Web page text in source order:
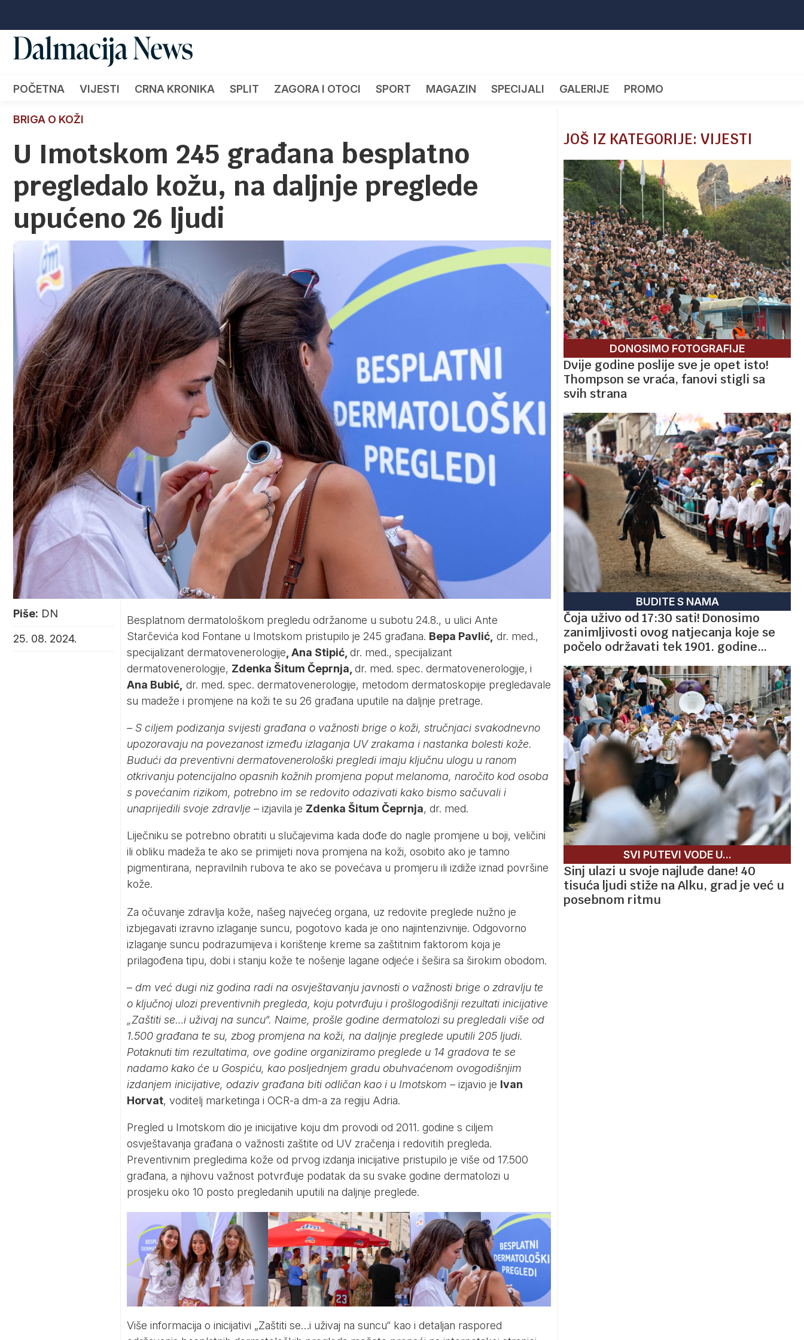
POČETNA VIJESTI CRNA KRONIKA SPLIT ZAGORA I OTOCI SPORT MAGAZIN SPECIJALI GALERIJE PROMO
BRIGA O KOŽI
U Imotskom 245 građana besplatno
pregledalo kožu, na daljnje preglede
upućeno 26 ljudi
Piše: DN
25. 08. 2024.
Besplatnom dermatološkom pregledu održanome u subotu 24.8., u ulici Ante
Starčevića kod Fontane u Imotskom pristupilo je 245 građana. Bepa Pavlić, dr. med.,
specijalizant dermatovenerologije, Ana Stipić, dr. med., specijalizant
dermatovenerologije, Zdenka Šitum Čeprnja, dr. med. spec. dermatovenerologije, i
Ana Bubić, dr. med. spec. dermatovenerologije, metodom dermatoskopije pregledavale
su madeže i promjene na koži te su 26 građana uputile na daljnje pretrage.
– S ciljem podizanja svijesti građana o važnosti brige o koži, stručnjaci svakodnevno
upozoravaju na povezanost između izlaganja UV zrakama i nastanka bolesti kože.
Budući da preventivni dermatovenerološki pregledi imaju ključnu ulogu u ranom
otkrivanju potencijalno opasnih kožnih promjena poput melanoma, naročito kod osoba
s povećanim rizikom, potrebno im se redovito odazivati kako bismo sačuvali i
unaprijedili svoje zdravlje – izjavila je Zdenka Šitum Čeprnja, dr. med.
Liječniku se potrebno obratiti u slučajevima kada dođe do nagle promjene u boji, veličini
ili obliku madeža te ako se primijeti nova promjena na koži, osobito ako je tamno
pigmentirana, nepravilnih rubova te ako se povećava u promjeru ili izdiže iznad površine
kože.
Za očuvanje zdravlja kože, našeg najvećeg organa, uz redovite preglede nužno je
izbjegavati izravno izlaganje suncu, pogotovo kada je ono najintenzivnije. Odgovorno
izlaganje suncu podrazumijeva i korištenje kreme sa zaštitnim faktorom koja je
prilagođena tipu, dobi i stanju kože te nošenje lagane odjeće i šešira sa širokim obodom.
– dm već dugi niz godina radi na osvještavanju javnosti o važnosti brige o zdravlju te
o ključnoj ulozi preventivnih pregleda, koju potvrđuju i prošlogodišnji rezultati inicijative
„Zaštiti se…i uživaj na suncu“. Naime, prošle godine dermatolozi su pregledali više od
1.500 građana te su, zbog promjena na koži, na daljnje preglede uputili 205 ljudi.
Potaknuti tim rezultatima, ove godine organiziramo preglede u 14 gradova te se
nadamo kako će u Gospiću, kao posljednjem gradu obuhvaćenom ovogodišnjim
izdanjem inicijative, odaziv građana biti odličan kao i u Imotskom –izjavio je Ivan
Horvat, voditelj marketinga i OCR-a dm-a za regiju Adria.
Pregled u Imotskom dio je inicijative koju dm provodi od 2011. godine s ciljem
osvještavanja građana o važnosti zaštite od UV zračenja i redovitih pregleda.
Preventivnim pregledima kože od prvog izdanja inicijative pristupilo je više od 17.500
građana, a njihovu važnost potvrđuje podatak da su svake godine dermatolozi u
prosjeku oko 10 posto pregledanih uputili na daljnje preglede.
Više informacija o inicijativi „Zaštiti se…i uživaj na suncu“ kao i detaljan raspored
JOŠ IZ KATEGORIJE: VIJESTI
DONOSIMO FOTOGRAFIJE
Dvije godine poslije sve je opet isto!
Thompson se vraća, fanovi stigli sa
svih strana
BUDITE S NAMA
Čoja uživo od 17:30 sati! Donosimo
zanimljivosti ovog natjecanja koje se
počelo održavati tek 1901. godine…
SVI PUTEVI VODE U...
Sinj ulazi u svoje najluđe dane! 40
tisuća ljudi stiže na Alku, grad je već u
posebnom ritmu